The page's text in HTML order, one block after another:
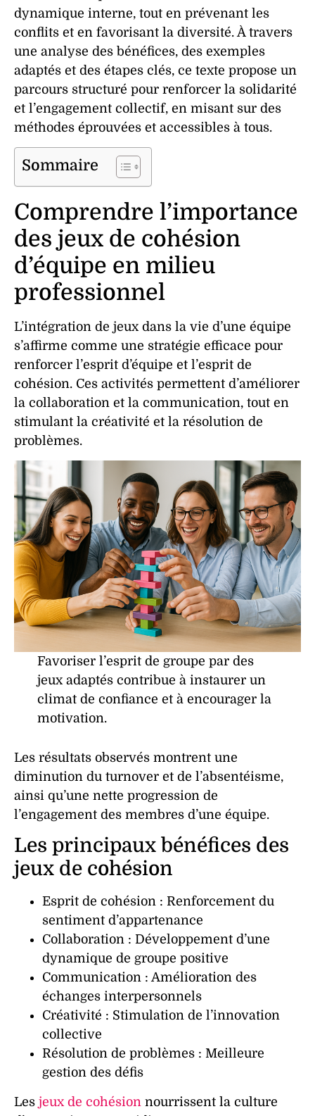
dynamique interne, tout en prévenant les
conflits et en favorisant la diversité. À travers
une analyse des bénéfices, des exemples
adaptés et des étapes clés, ce texte propose un
parcours structuré pour renforcer la solidarité
et l’engagement collectif, en misant sur des
méthodes éprouvées et accessibles à tous.
Sommaire
Comprendre l’importance
des jeux de cohésion
d’équipe en milieu
professionnel
L’intégration de jeux dans la vie d’une équipe
s’affirme comme une stratégie efficace pour
renforcer l’esprit d’équipe et l’esprit de
cohésion. Ces activités permettent d’améliorer
la collaboration et la communication, tout en
stimulant la créativité et la résolution de
problèmes.
Favoriser l’esprit de groupe par des
jeuxadaptés contribue à instaurer un
climat de confiance et à encourager la
motivation.
Les résultats observés montrent une
diminution du turnover et de l’absentéisme,
ainsi qu’une nette progression de
l’engagement des membres d’une équipe.
Les principaux bénéfices des
jeux de cohésion
Esprit de cohésion : Renforcement du
sentiment d’appartenance
Collaboration : Développement d’une
dynamique de groupe positive
Communication : Amélioration des
échanges interpersonnels
Créativité : Stimulation de l’innovation
collective
Résolution de problèmes : Meilleure
gestion des défis
Les jeux de cohésion nourrissent la culture